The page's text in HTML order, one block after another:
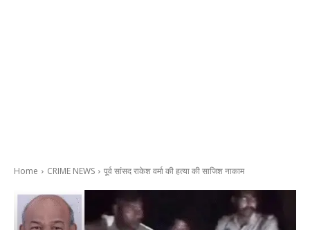
Home CRIME NEWS पूर्व सांसद राकेश वर्मा की हत्या की साजिश नाकाम